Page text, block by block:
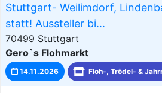
Stuttgart- Weilimdorf,
statt! Aussteller bi...
70499 Stuttgart
Gero`s Flohmarkt
14.11.2026 Floh-, Trödel- &